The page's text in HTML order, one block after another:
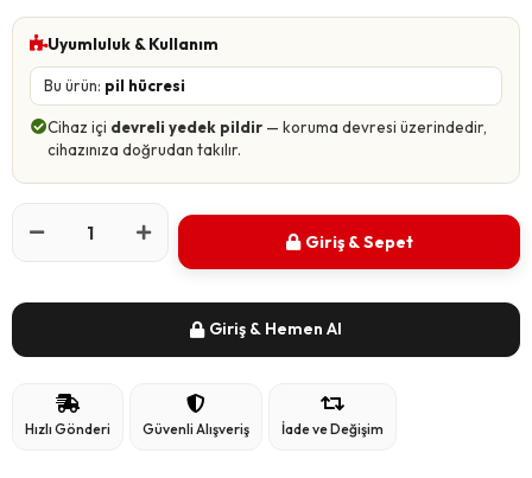
Uyumluluk & Kullanım
Bu ürün: pil hücresi
Cihaz içi devreli yedek pildir — koruma devresi üzerindedir,
cihazınıza doğrudan takılır.
Giriş & Sepet
Giriş & Hemen Al
Hızlı Gönderi Güvenli Alışveriş İade ve Değişim